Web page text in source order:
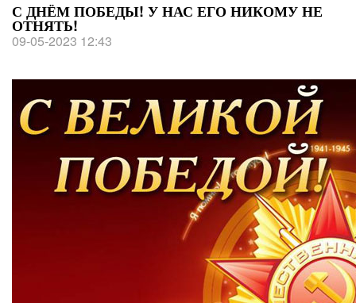
С ДНЁМ ПОБЕДЫ! У НАС ЕГО НИКОМУ НЕ
ОТНЯТЬ!
09-05-2023 12:43